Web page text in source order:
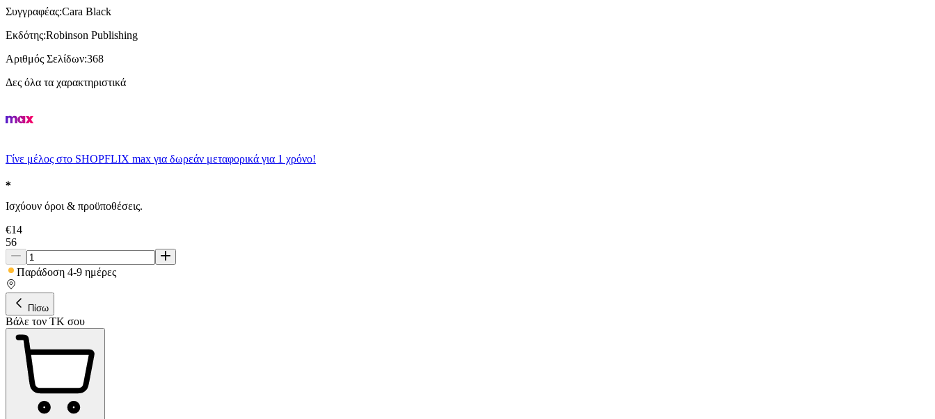
Συγγραφέας:Cara Black
Εκδότης:Robinson Publishing
Αριθμός Σελίδων:368
Δες όλα τα χαρακτηριστικά
Γίνε μέλος στο SHOPFLIX max για δωρεάν μεταφορικά για 1 χρόνο!
Ισχύουν όροι & προϋποθέσεις.
€14
56
Παράδοση 4-9 ημέρες
Πίσω
Βάλε τον ΤΚ σου